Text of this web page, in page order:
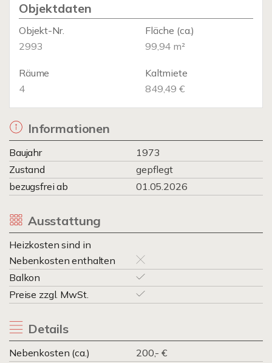
Objektdaten
Objekt-Nr.
2993
Fläche (ca.)
99,94 m²
Räume
4
Kaltmiete
849,49 €
Informationen
Baujahr
1973
Zustand
gepflegt
bezugsfrei ab
01.05.2026
Ausstattung
Heizkosten sind in
Nebenkosten enthalten
Balkon
Preise zzgl. MwSt.
Details
Nebenkosten (ca.)
200,- €